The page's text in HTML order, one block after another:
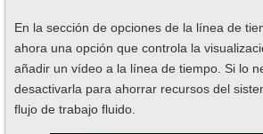
En la sección de opciones de la línea de
ahora una opción que controla la
añadir un vídeo a la línea de tiempo. Si lo
desactivarla para ahorrar recursos del
flujo de trabajo fluido.